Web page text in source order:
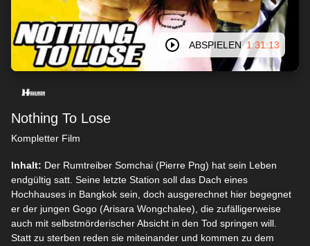
ABSPIELEN 1:31:13
Nothing To Lose
Kompletter Film
Inhalt: Der Rumtreiber Somchai (Pierre Png) hat sein Leben
endgültig satt. Seine letzte Station soll das Dach eines
Hochhauses in Bangkok sein, doch ausgerechnet hier begegnet
er der jungen Gogo (Arisara Wongchalee), die zufälligerweise
auch mit selbstmörderischer Absicht in den Tod springen will.
Statt zu sterben reden sie miteinander und kommen zu dem